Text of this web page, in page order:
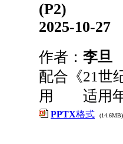
(P2)
2025-10-27
作者： 李旦
配合《21世
用 适用年
PPTX格式 (14.6MB)